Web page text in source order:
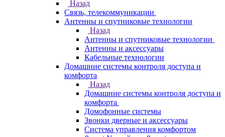
Назад
Связь, телекоммуникации
Антенны и спутниковые технологии
Назад
Антенны и спутниковые технологии
Антенны и аксессуары
Кабельные технологии
Домашние системы контроля доступа и
комфорта
Назад
Домашние системы контроля доступа и
комфорта
Домофонные системы
Звонки дверные и аксессуары
Система управления комфортом